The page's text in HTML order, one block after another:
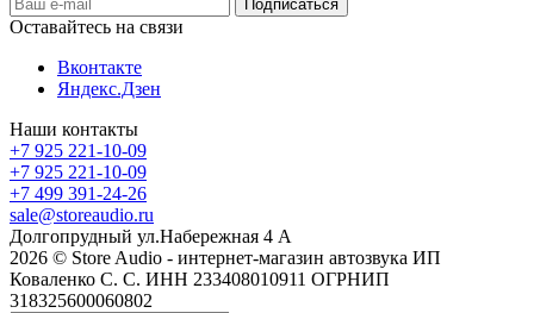
Оставайтесь на связи
Вконтакте
Яндекс.Дзен
Наши контакты
+7 925 221-10-09
+7 925 221-10-09
+7 499 391-24-26
sale@storeaudio.ru
Долгопрудный ул.Набережная 4 А
2026 © Store Audio - интернет-магазин автозвука ИП
Коваленко С. С. ИНН 233408010911 ОГРНИП
318325600060802